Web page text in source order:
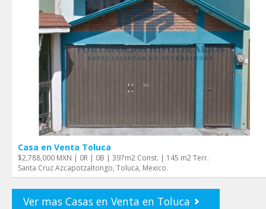
Casa en Venta Toluca
$2,788,000 MXN | 0R | 0B | 397m2 Const. | 145 m2 Terr.
Santa Cruz Azcapotzaltongo, Toluca, Mexico.
Ver mas Casas en Venta en Toluca